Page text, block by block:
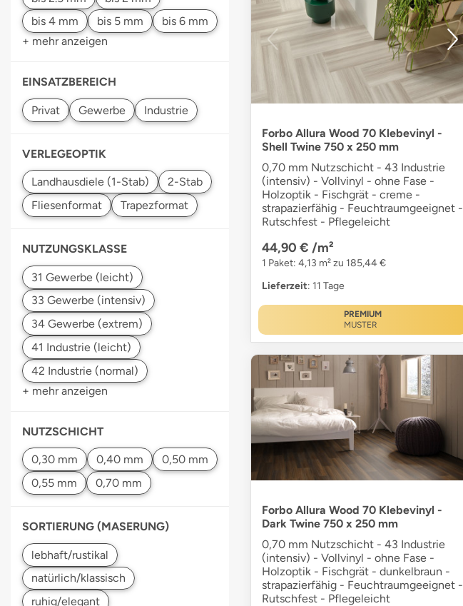
+ mehr anzeigen
EINSATZBEREICH
VERLEGEOPTIK
NUTZUNGSKLASSE
+ mehr anzeigen
NUTZSCHICHT
SORTIERUNG (MASERUNG)
Forbo Allura Wood 70 Klebevinyl -
Shell Twine 750 x 250 mm
0,70 mm Nutzschicht - 43 Industrie
(intensiv) - Vollvinyl - ohne Fase -
Holzoptik - Fischgrät - creme -
strapazierfähig - Feuchtraumgeeignet -
Rutschfest - Pflegeleicht
44,90 € /m²
1 Paket: 4,13 m² zu 185,44 €
Lieferzeit: 11 Tage
PREMIUM
MUSTER
Forbo Allura Wood 70 Klebevinyl -
Dark Twine 750 x 250 mm
0,70 mm Nutzschicht - 43 Industrie
(intensiv) - Vollvinyl - ohne Fase -
Holzoptik - Fischgrät - dunkelbraun -
strapazierfähig - Feuchtraumgeeignet -
Rutschfest - Pflegeleicht